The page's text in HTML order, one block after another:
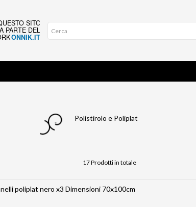
Polistirolo e Poliplat
17 Prodotti in totale
Trux Design Pannelli poliplat nero x3 Dimensioni 70x100cm